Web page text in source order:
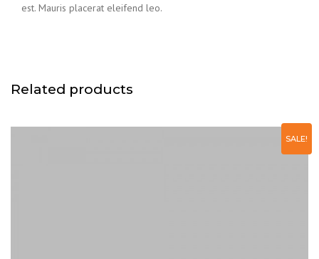
est. Mauris placerat eleifend leo.
Related products
SALE!